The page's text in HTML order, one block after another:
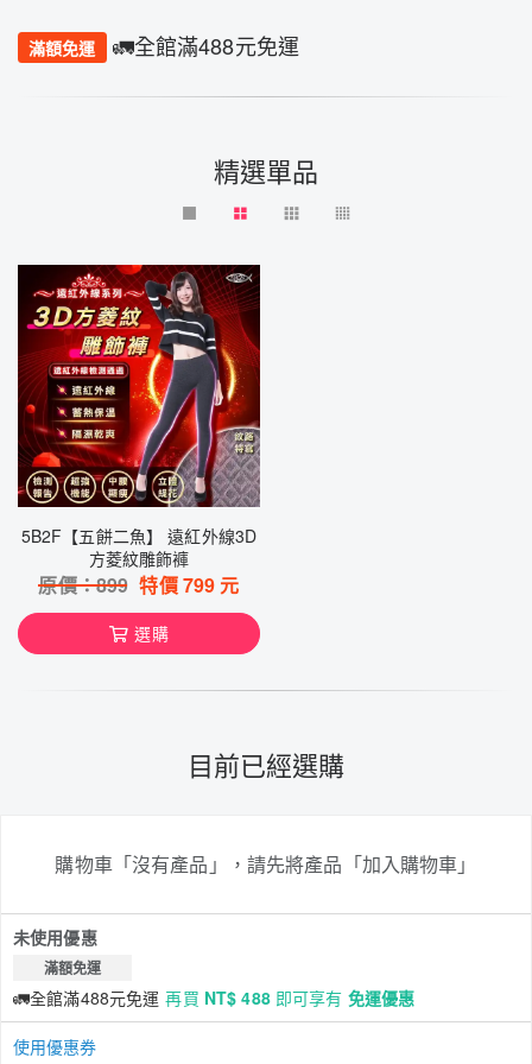
滿額免運 🚛全館滿488元免運
精選單品
5B2F【五餅二魚】 遠紅外線3D
方菱紋雕飾褲
原價：899 特價799 元
選購
目前已經選購
購物車「沒有產品」，請先將產品「加入購物車」
未使用優惠
滿額免運
🚛全館滿488元免運 再買 NT$ 488即可享有 免運優惠
使用優惠券